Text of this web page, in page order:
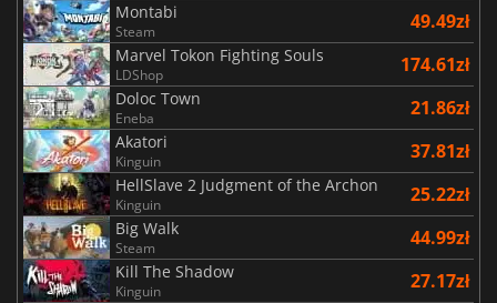
Montabi
Steam 49.49zł
Marvel Tokon Fighting Souls
LDShop 174.61zł
Doloc Town
Eneba 21.86zł
Akatori
Kinguin 37.81zł
HellSlave 2 Judgment of the Archon
Kinguin 25.22zł
Big Walk
Steam 44.99zł
Kill The Shadow
Kinguin 27.17zł